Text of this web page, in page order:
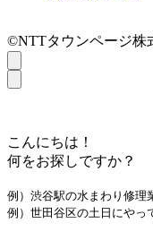
©NTTタウンページ株
こんにちは！
何をお探しですか？
例）渋谷駅の水まわり修理
例）世田谷区の土日にやっ